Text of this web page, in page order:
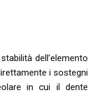
dell’elemento
i sostegni
in cui il dente